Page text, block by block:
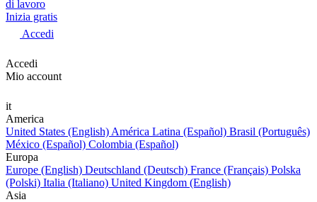
di lavoro
Inizia gratis
Accedi
Accedi
Mio account
it
America
United States (English) América Latina (Español) Brasil (Português)
México (Español) Colombia (Español)
Europa
Europe (English) Deutschland (Deutsch) France (Français) Polska
(Polski) Italia (Italiano) United Kingdom (English)
Asia